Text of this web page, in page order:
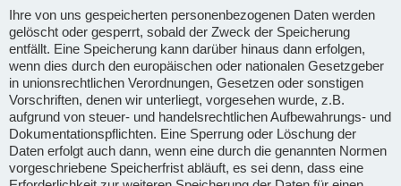
Ihre von uns gespeicherten personenbezogenen Daten werden
gelöscht oder gesperrt, sobald der Zweck der Speicherung
entfällt. Eine Speicherung kann darüber hinaus dann erfolgen,
wenn dies durch den europäischen oder nationalen Gesetzgeber
in unionsrechtlichen Verordnungen, Gesetzen oder sonstigen
Vorschriften, denen wir unterliegt, vorgesehen wurde, z.B.
aufgrund von steuer- und handelsrechtlichen Aufbewahrungs- und
Dokumentationspflichten. Eine Sperrung oder Löschung der
Daten erfolgt auch dann, wenn eine durch die genannten Normen
vorgeschriebene Speicherfrist abläuft, es sei denn, dass eine